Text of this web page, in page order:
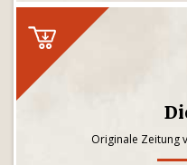
Originale Zeitung